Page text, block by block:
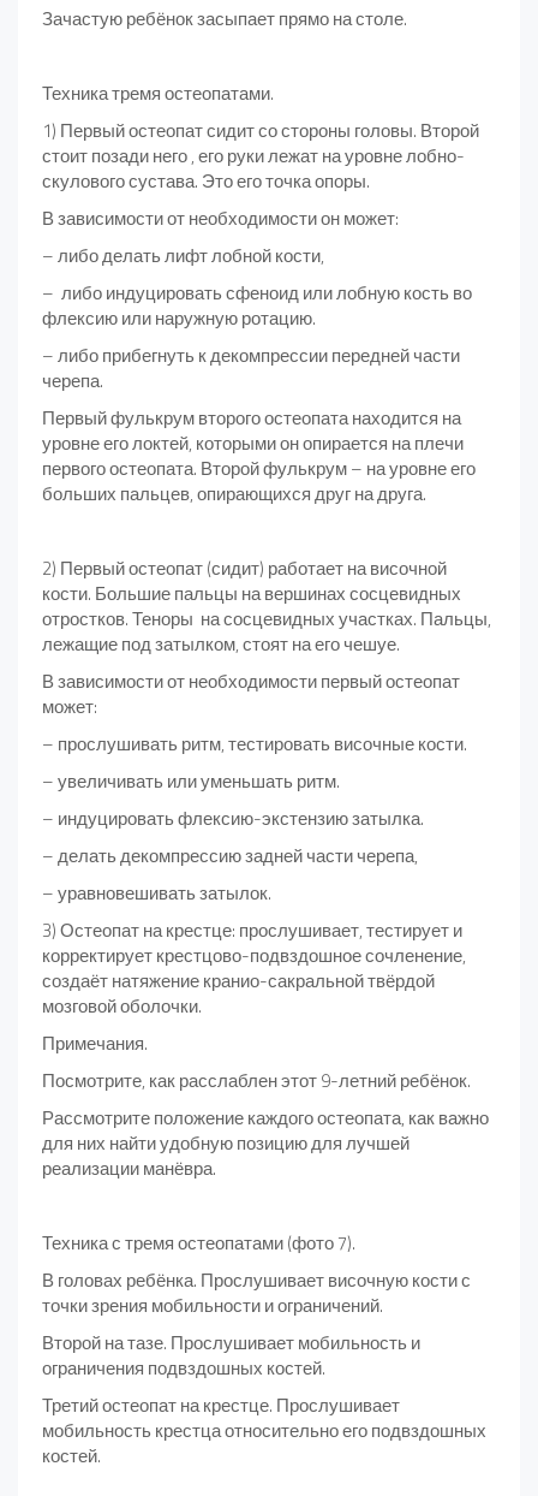
Зачастую ребёнок засыпает прямо на столе.
Техника тремя остеопатами.
1) Первый остеопат сидит со стороны головы. Второй
стоит позади него , его руки лежат на уровне лобно-
скулового сустава. Это его точка опоры.
В зависимости от необходимости он может:
– либо делать лифт лобной кости,
– либо индуцировать сфеноид или лобную кость во
флексию или наружную ротацию.
– либо прибегнуть к декомпрессии передней части
черепа.
Первый фулькрум второго остеопата находится на
уровне его локтей, которыми он опирается на плечи
первого остеопата. Второй фулькрум – на уровне его
больших пальцев, опирающихся друг на друга.
2) Первый остеопат (сидит) работает на височной
кости. Большие пальцы на вершинах сосцевидных
отростков. Теноры на сосцевидных участках. Пальцы,
лежащие под затылком, стоят на его чешуе.
В зависимости от необходимости первый остеопат
может:
– прослушивать ритм, тестировать височные кости.
– увеличивать или уменьшать ритм.
– индуцировать флексию-экстензию затылка.
– делать декомпрессию задней части черепа,
– уравновешивать затылок.
3) Остеопат на крестце: прослушивает, тестирует и
корректирует крестцово-подвздошное сочленение,
создаёт натяжение кранио-сакральной твёрдой
мозговой оболочки.
Примечания.
Посмотрите, как расслаблен этот 9-летний ребёнок.
Рассмотрите положение каждого остеопата, как важно
для них найти удобную позицию для лучшей
реализации манёвра.
Техника с тремя остеопатами (фото 7).
В головах ребёнка. Прослушивает височную кости с
точки зрения мобильности и ограничений.
Второй на тазе. Прослушивает мобильность и
ограничения подвздошных костей.
Третий остеопат на крестце. Прослушивает
мобильность крестца относительно его подвздошных
костей.